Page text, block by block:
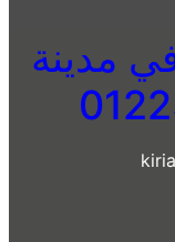
مدينة